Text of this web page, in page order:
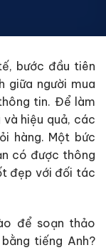
bước đầu tiên
giữa người mua
tin. Để làm
hiệu quả, các
hàng. Một bức
có được thông
đẹp với đối tác
để soạn thảo
tiếng Anh?